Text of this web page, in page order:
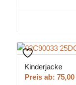
Kinderjacke
Preis ab: 75,00